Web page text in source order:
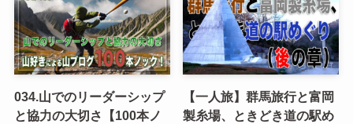
034.山でのリーダーシップ
と協力の大切さ【100本ノ
【一人旅】群馬旅行と富岡
製糸場、ときどき道の駅め